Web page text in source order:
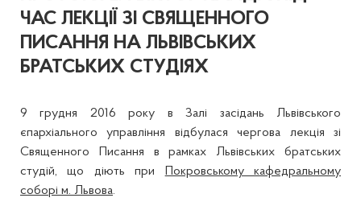
ЧАС ЛЕКЦІЇ ЗІ СВЯЩЕННОГО
ПИСАННЯ НА ЛЬВІВСЬКИХ
БРАТСЬКИХ СТУДІЯХ
9 грудня 2016 року в Залі засідань Львівського
єпархіального управління відбулася чергова лекція зі
Священного Писання в рамках Львівських братських
студій, що діють при
Покровському кафедральному
соборі м. Львова.